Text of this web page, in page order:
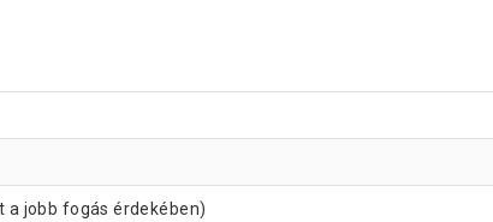
a jobb fogás érdekében)